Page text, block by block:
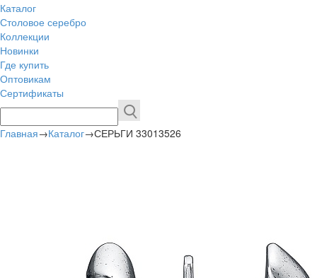
Каталог
Столовое серебро
Коллекции
Новинки
Где купить
Оптовикам
Сертификаты
Главная→Каталог→СЕРЬГИ 33013526